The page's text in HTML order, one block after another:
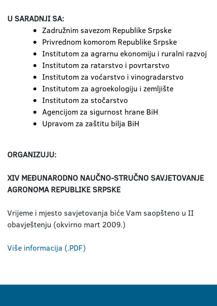
U SARADNJI SA:
Zadružnim savezom Republike Srpske
Privrednom komorom Republike Srpske
Institutom za agrarnu ekonomiju i ruralni razvoj
Institutom za ratarstvo i povrtarstvo
Institutom za voćarstvo i vinogradarstvo
Institutom za agroekologiju i zemljište
Institutom za stočarstvo
Agencijom za sigurnost hrane BiH
Upravom za zaštitu bilja BiH
ORGANIZUJU:
XIV MEĐUNARODNO NAUČNO-STRUČNO SAVJETOVANJE
AGRONOMA REPUBLIKE SRPSKE
Vrijeme i mjesto savjetovanja biće Vam saopšteno u II
obavještenju (okvirno mart 2009.)
Više informacija (.PDF)